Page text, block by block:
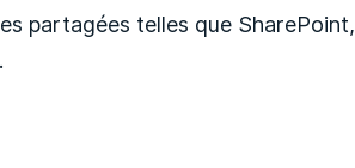
partagées telles que SharePoint,